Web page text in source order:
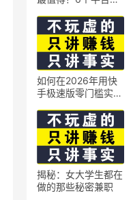
如何在2026年用快
手极速版零门槛实现
技巧
揭秘：女大学生都在
做的那些秘密兼职